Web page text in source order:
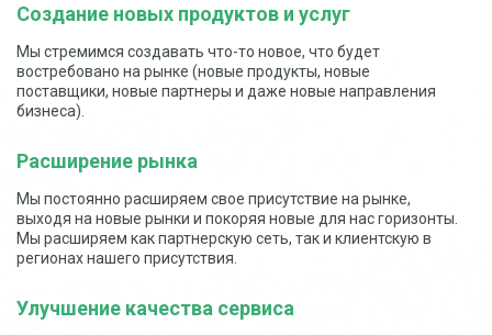
Создание новых продуктов и услуг
Мы стремимся создавать что-то новое, что будет
востребовано на рынке (новые продукты, новые
поставщики, новые партнеры и даже новые направления
бизнеса).
Расширение рынка
Мы постоянно расширяем свое присутствие на рынке,
выходя на новые рынки и покоряя новые для нас горизонты.
Мы расширяем как партнерскую сеть, так и клиентскую в
регионах нашего присутствия.
Улучшение качества сервиса